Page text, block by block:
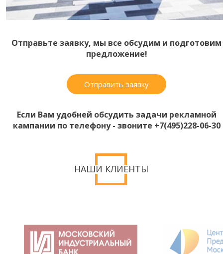
Отправьте заявку, мы все обсудим и подготовим
предложение!
Отправить заявку
Если Вам удобней обсудить задачи рекламной
кампании по телефону - звоните +7(495)228-06-30
НАШИ КЛИЕНТЫ